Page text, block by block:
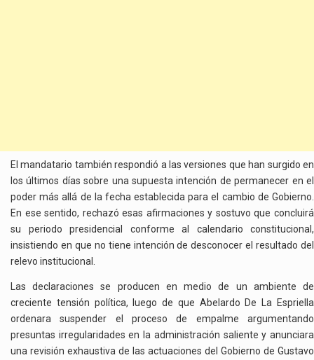
El mandatario también respondió a las versiones que han surgido en
los últimos días sobre una supuesta intención de permanecer en el
poder más allá de la fecha establecida para el cambio de Gobierno.
En ese sentido, rechazó esas afirmaciones y sostuvo que concluirá
su periodo presidencial conforme al calendario constitucional,
insistiendo en que no tiene intención de desconocer el resultado del
relevo institucional.
Las declaraciones se producen en medio de un ambiente de
creciente tensión política, luego de que Abelardo De La Espriella
ordenara suspender el proceso de empalme argumentando
presuntas irregularidades en la administración saliente y anunciara
una revisión exhaustiva de las actuaciones del Gobierno de Gustavo